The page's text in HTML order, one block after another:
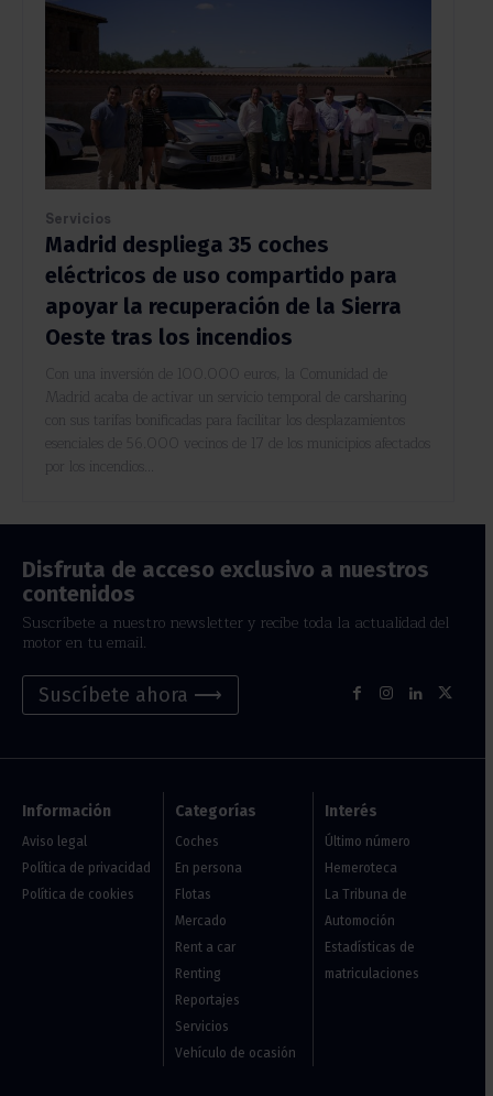
Servicios
Madrid despliega 35 coches
eléctricos de uso compartido para
apoyar la recuperación de la Sierra
Oeste tras los incendios
Con una inversión de 100.000 euros, la Comunidad de
Madrid acaba de activar un servicio temporal de carsharing
con sus tarifas bonificadas para facilitar los desplazamientos
esenciales de 56.000 vecinos de 17 de los municipios afectados
por los incendios...
Disfruta de acceso exclusivo a nuestros
contenidos
Suscríbete a nuestro newsletter y recibe toda la actualidad del
motor en tu email.
Suscíbete ahora ⟶
Información
Aviso legal
Política de privacidad
Política de cookies
Categorías
Coches
En persona
Flotas
Mercado
Rent a car
Renting
Reportajes
Servicios
Vehículo de ocasión
Interés
Último número
Hemeroteca
La Tribuna de
Automoción
Estadísticas de
matriculaciones